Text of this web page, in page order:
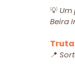
💡
Beira
📍